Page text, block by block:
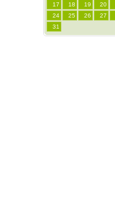
17
18 19 20
24
25 26 27
31